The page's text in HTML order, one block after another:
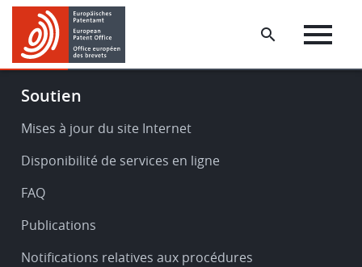
Skip
main
content
Skip
footer
Footer
Service
support
Soutien
Mises à jour du site Internet
Disponibilité de services en ligne
FAQ
Publications
Notifications relatives aux procédures